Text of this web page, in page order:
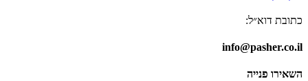
כתובת דוא״ל:
info@pasher.co.il
השאירו פנייה